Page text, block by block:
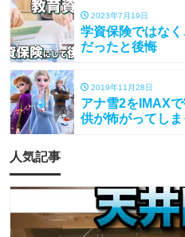
2023年7月19日
学資保険ではな
だったと後悔
2019年11月28日
アナ雪2をIMAX
供が怖がってしま
人気記事